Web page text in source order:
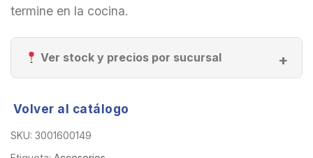
termine en la cocina.
Ver stock y precios por sucursal
Volver al catálogo
SKU: 3001600149